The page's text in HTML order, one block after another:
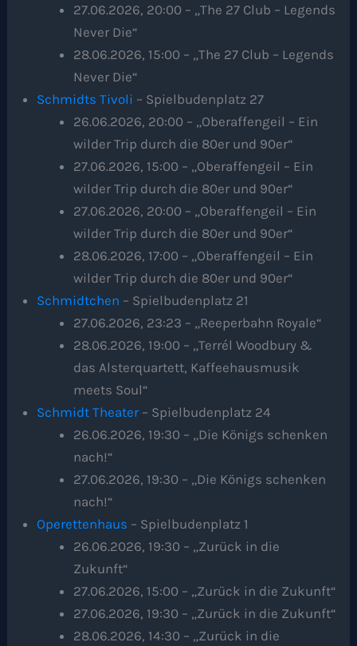
27.06.2026, 20:00 – „The 27 Club – Legends
Never Die“
28.06.2026, 15:00 – „The 27 Club – Legends
Never Die“
Schmidts Tivoli – Spielbudenplatz 27
26.06.2026, 20:00 – „Oberaffengeil – Ein
wilder Trip durch die 80er und 90er“
27.06.2026, 15:00 – „Oberaffengeil – Ein
wilder Trip durch die 80er und 90er“
27.06.2026, 20:00 – „Oberaffengeil – Ein
wilder Trip durch die 80er und 90er“
28.06.2026, 17:00 – „Oberaffengeil – Ein
wilder Trip durch die 80er und 90er“
Schmidtchen – Spielbudenplatz 21
27.06.2026, 23:23 – „Reeperbahn Royale“
28.06.2026, 19:00 – „Terrél Woodbury &
das Alsterquartett, Kaffeehausmusik
meets Soul“
Schmidt Theater – Spielbudenplatz 24
26.06.2026, 19:30 – „Die Königs schenken
nach!“
27.06.2026, 19:30 – „Die Königs schenken
nach!“
Operettenhaus – Spielbudenplatz 1
26.06.2026, 19:30 – „Zurück in die
Zukunft“
27.06.2026, 15:00 – „Zurück in die Zukunft“
27.06.2026, 19:30 – „Zurück in die Zukunft“
28.06.2026, 14:30 – „Zurück in die